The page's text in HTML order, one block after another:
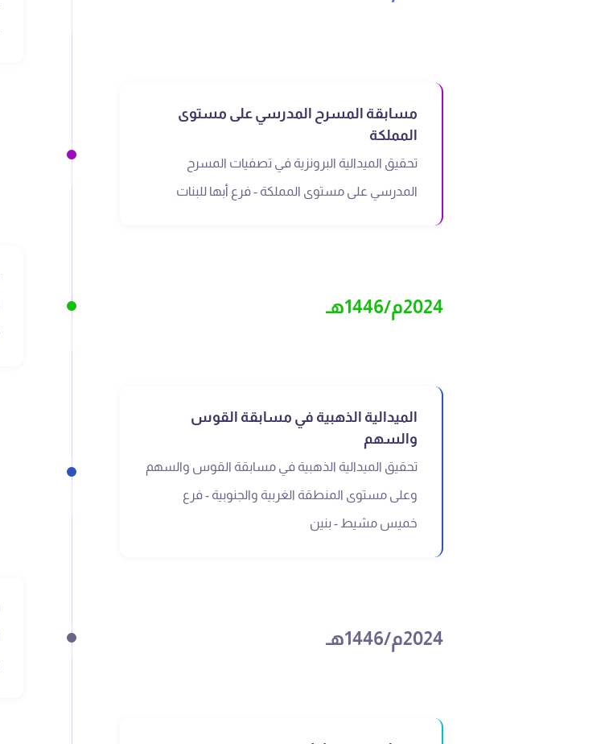
مسابقة المسرح المدرسي على مستوى
المملكة
تحقيق الميدالية البرونزية في تصفيات المسرح
المدرسي على مستوى المملكة - فرع أبها للبنات
2024م/1446هـ
الميدالية الذهبية في مسابقة القوس
والسهم
تحقيق الميدالية الذهبية في مسابقة القوس والسهم
وعلى مستوى المنطقة الغربية والجنوبية - فرع
خميس مشيط - بنين
2024م/1446هـ